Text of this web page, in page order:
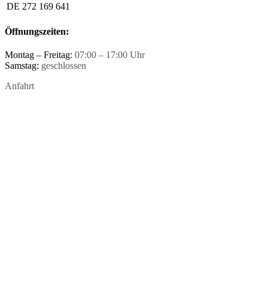
DE 272 169 641
Öffnungszeiten:
Montag – Freitag: 07:00 – 17:00 Uhr
Samstag: geschlossen
Anfahrt